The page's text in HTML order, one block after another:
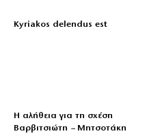
Kyriakos delendus est
Η αλήθεια για τη σχέση
Βαρβιτσιώτη – Μητσοτάκη